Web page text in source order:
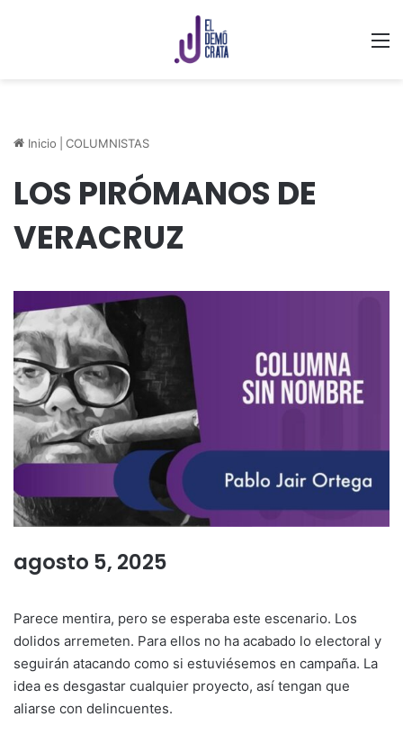
Inicio COLUMNISTAS
LOS PIRÓMANOS DE
VERACRUZ
agosto 5, 2025
Parece mentira, pero se esperaba este escenario. Los
dolidos arremeten. Para ellos no ha acabado lo electoral y
seguirán atacando como si estuviésemos en campaña. La
idea es desgastar cualquier proyecto, así tengan que
aliarse con delincuentes.